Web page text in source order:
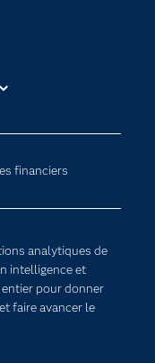
financiers
analytiques de
intelligence et
pour donner
faire avancer le